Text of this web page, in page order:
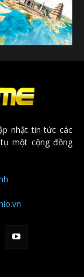
nhật tin tức các
một cộng đồng